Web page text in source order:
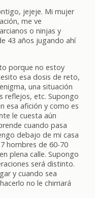
jejeje. Mi mujer
me ve
o ninjas y
43 años jugando ahí
porque no estoy
esa dosis de reto,
una situación
reflejos, etc. Supongo
esa afición y como es
le cuesta aún
cuando pasa
debajo de mi casa
hombres de 60-70
plena calle. Supongo
será distinto.
y cuando sea
no le chirriará